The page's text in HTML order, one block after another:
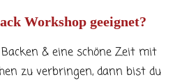
Workshop geeignet?
& eine schöne Zeit mit
zu verbringen, dann bist du